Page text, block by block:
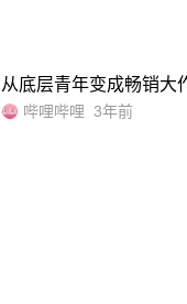
从底层青年变成畅销大
哔哩哔哩 3年前